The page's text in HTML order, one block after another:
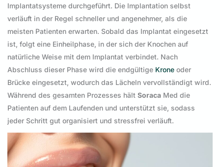
Implantatsysteme durchgeführt. Die Implantation selbst
verläuft in der Regel schneller und angenehmer, als die
meisten Patienten erwarten. Sobald das Implantat eingesetzt
ist, folgt eine Einheilphase, in der sich der Knochen auf
natürliche Weise mit dem Implantat verbindet. Nach
Abschluss dieser Phase wird die endgültige Krone oder
Brücke eingesetzt, wodurch das Lächeln vervollständigt wird.
Während des gesamten Prozesses hält Soraca Med die
Patienten auf dem Laufenden und unterstützt sie, sodass
jeder Schritt gut organisiert und stressfrei verläuft.